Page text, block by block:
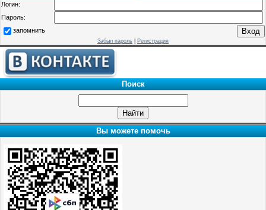
Логин:
Пароль:
запомнить
Забыл пароль Регистрация
Поиск
Вы можете помочь